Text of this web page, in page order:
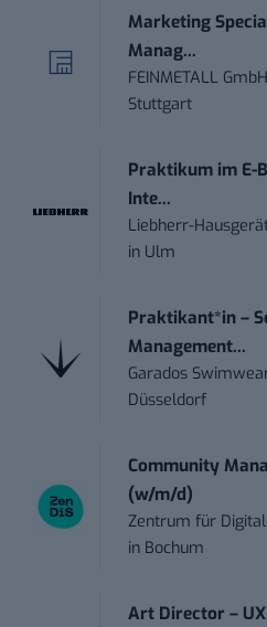
Marketing
Manag...
FEINMETALL GmbH
Stuttgart
Praktikum im E-
Inte...
Liebherr-
in Ulm
Praktikant*in –
Management...
Garados
Düsseldorf
Community
(w/m/d)
Zentrum für
in Bochum
Art Director –